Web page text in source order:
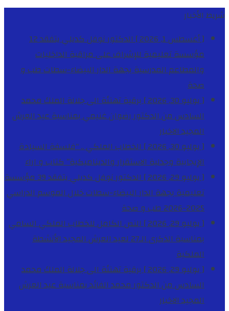
شريط الأخبار
[ أغسطس 1, 2026 ]
الدكتور نوفل كديلي يتفقد 12
مؤسسة تعليمية للإشراف على مراقبة الداخليات
والمطاعم المدرسية بجهة الدار البيضاء-سطاتطب و
صحة
[ يوليو 30, 2026 ]
برقية تهنئة الى جلالة الملك محمد
السادس من الدكتور رضوان غنيمي بمناسبة عيد العرش
المجيدالاخبار
[ يوليو 30, 2026 ]
الخطاب الملكي .. “فلسفة السيادة
الإيجابية وجدلية الاستقرار والديناميكية”كتاب و اراء
[ يوليو 29, 2026 ]
الدكتور نوفل كديلي يتفقد 39 مؤسسة
تعليمية بجهة الدار البيضاء-سطات خلال الموسم الدراسي
2025-2026
طب و صحة
[ يوليو 29, 2026 ]
النص الكامل للخطاب الملكي السامي
بمناسبة الذكرى الـ27 لعيد العرش المجيد
الأنشطة
الملكية
[ يوليو 29, 2026 ]
برقية تهنئة الى جلالة الملك محمد
السادس من الدكتور محمد الفائد بمناسبة عيد العرش
المجيدالاخبار